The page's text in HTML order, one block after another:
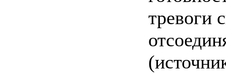
тревоги